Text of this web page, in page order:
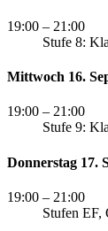
19:00 – 21:00
Stufe 8:
Mittwoch 16.
19:00 – 21:00
Stufe 9:
Donnerstag 17.
19:00 – 21:00
Stufen EF,